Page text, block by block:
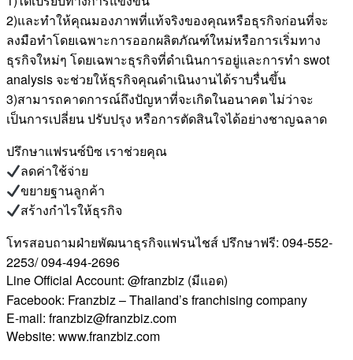
2)และทำให้คุณมองภาพที่แท้จริงของคุณหรือธุรกิจก่อนที่จะ
ลงมือทำโดยเฉพาะการออกผลิตภัณฑ์ใหม่หรือการเริ่มทาง
ธุรกิจใหม่ๆ โดยเฉพาะธุรกิจที่ดำเนินการอยู่และการทำ swot
analysis จะช่วยให้ธุรกิจคุณดำเนินงานได้ราบรื่นขึ้น
3)สามารถคาดการณ์ถึงปัญหาที่จะเกิดในอนาคต ไม่ว่าจะ
เป็นการเปลี่ยน ปรับปรุง หรือการตัดสินใจได้อย่างชาญฉลาด
ปรึกษาแฟรนซ์บิซ เราช่วยคุณ
ลดค่าใช้จ่าย
ขยายฐานลูกค้า
สร้างกำไรให้ธุรกิจ
โทรสอบถามฝ่ายพัฒนาธุรกิจแฟรนไชส์ ปรึกษาฟรี: 094-552-
2253/ 094-494-2696
Line Official Account: @franzbiz (มีแอด)
Facebook: Franzbiz – Thailand’s franchising company
E-mail: franzbiz@franzbiz.com
Website: www.franzbiz.com